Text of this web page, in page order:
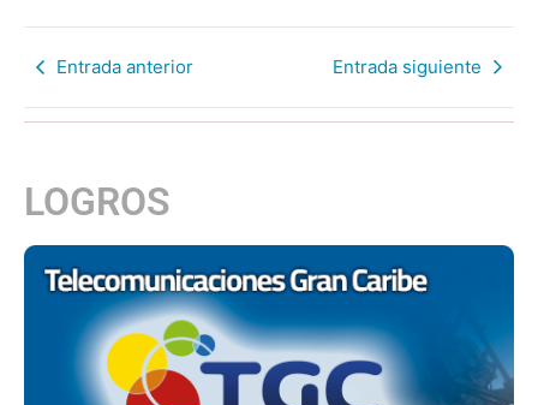
Entrada anterior Entrada siguiente
LOGROS